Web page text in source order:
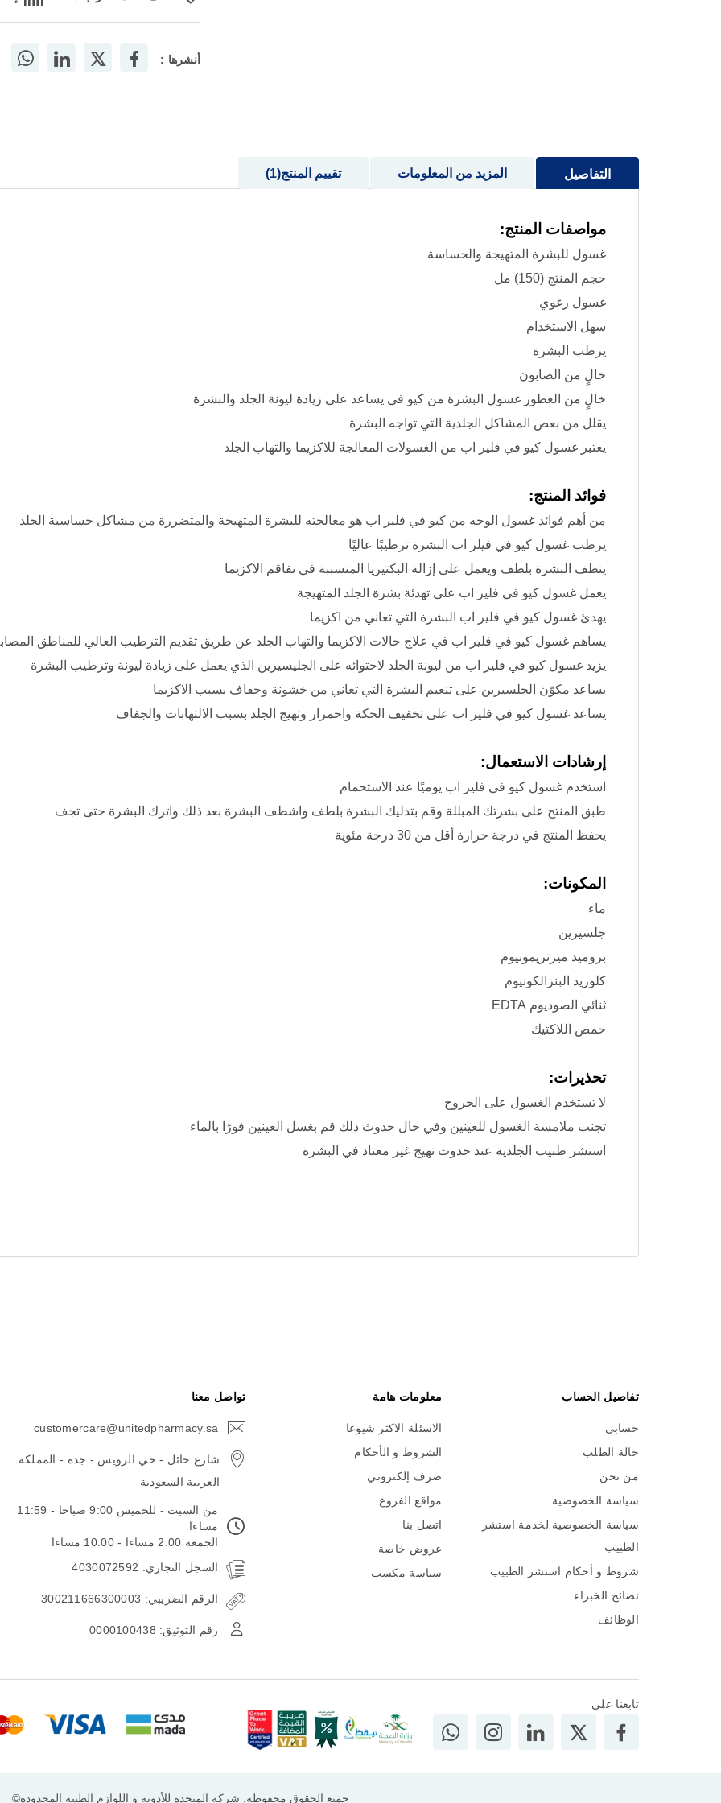
أنشرها :
التفاصيل
مواصفات المنتج:
غسول للبشرة المتهيجة والحساسة
حجم المنتج (150) مل
غسول رغوي
سهل الاستخدام
يرطب البشرة
خالٍ من الصابون
خالٍ من العطور غسول البشرة من كيو في يساعد على زيادة ليونة الجلد والبشرة
يقلل من بعض المشاكل الجلدية التي تواجه البشرة
يعتبر غسول كيو في فلير اب من الغسولات المعالجة للاكزيما والتهاب الجلد
فوائد المنتج:
من أهم فوائد غسول الوجه من كيو في فلير اب هو معالجته للبشرة المتهيجة والمتضررة من مشاكل حساسية الجلد
يرطب غسول كيو في فيلر اب البشرة ترطيبًا عاليًا
ينظف البشرة بلطف ويعمل على إزالة البكتيريا المتسببة في تفاقم الاكزيما
يعمل غسول كيو في فلير اب على تهدئة بشرة الجلد المتهيجة
يهدئ غسول كيو في فلير اب البشرة التي تعاني من اكزيما
يساهم غسول كيو في فلير اب في علاج حالات الاكزيما والتهاب الجلد عن طريق تقديم الترطيب العالي للمناطق
يزيد غسول كيو في فلير اب من ليونة الجلد لاحتوائه على الجليسيرين الذي يعمل على زيادة ليونة وترطيب البشرة
يساعد مكوّن الجلسيرين على تنعيم البشرة التي تعاني من خشونة وجفاف بسبب الاكزيما
يساعد غسول كيو في فلير اب على تخفيف الحكة واحمرار وتهيج الجلد بسبب الالتهابات والجفاف
إرشادات الاستعمال:
استخدم غسول كيو في فلير اب يوميًا عند الاستحمام
طبق المنتج على بشرتك المبللة وقم بتدليك البشرة بلطف واشطف البشرة بعد ذلك واترك البشرة حتى تجف
يحفظ المنتج في درجة حرارة أقل من 30 درجة مئوية
المكونات:
ماء
جلسيرين
بروميد ميرتريمونيوم
كلوريد البنزالكونيوم
ثنائي الصوديوم EDTA
حمض اللاكتيك
تحذيرات:
لا تستخدم الغسول على الجروح
تجنب ملامسة الغسول للعينين وفي حال حدوث ذلك قم بغسل العينين فورًا بالماء
استشر طبيب الجلدية عند حدوث تهيج غير معتاد في البشرة
المزيد من المعلومات تقييم المنتج 1
تفاصيل الحساب
حسابي
حالة الطلب
من نحن
سياسة الخصوصية
سياسة الخصوصية لخدمة استشر
الطبيب
شروط و أحكام استشر الطبيب
نصائح الخبراء
الوظائف
معلومات هامة
الاسئلة الاكثر شيوعا
الشروط و الأحكام
صرف إلكتروني
مواقع الفروع
اتصل بنا
عروض خاصة
سياسة مكسب
تواصل معنا
customercare@unitedpharmacy.sa
شارع حائل - حي الرويس - جدة - المملكة
العربية السعودية
من السبت - للخميس 9:00 صباحا - 11:59
مساءا
الجمعة 2:00 مساءا - 10:00 مساءا
السجل التجاري: 4030072592
الرقم الضريبي: 300211666300003
رقم التوثيق: 0000100438
تابعنا علي
جميع الحقوق محفوظة, شركة المتحدة للأدوية و اللوازم الطبية المحدودة©